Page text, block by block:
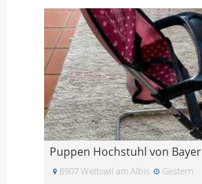
Puppen Hochstuhl von Bayer
8907 Wettswil am Albis Gestern